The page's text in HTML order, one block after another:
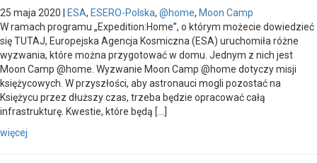
25 maja 2020 | ESA, ESERO-Polska, @home, Moon Camp
W ramach programu „Expedition:Home”, o którym możecie dowiedzieć
się TUTAJ, Europejska Agencja Kosmiczna (ESA) uruchomiła różne
wyzwania, które można przygotować w domu. Jednym z nich jest
Moon Camp @home. Wyzwanie Moon Camp @home dotyczy misji
księżycowych. W przyszłości, aby astronauci mogli pozostać na
Księżycu przez dłuższy czas, trzeba będzie opracować całą
infrastrukturę. Kwestie, które będą […]
więcej